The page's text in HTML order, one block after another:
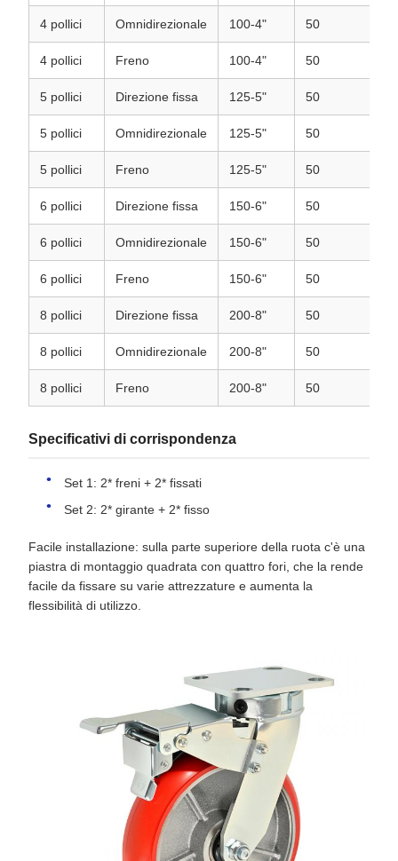
4 pollici Omnidirezionale 100-4" 50
4 pollici Freno 100-4" 50
5 pollici Direzione fissa 125-5" 50
5 pollici Omnidirezionale 125-5" 50
5 pollici Freno 125-5" 50
6 pollici Direzione fissa 150-6" 50
6 pollici Omnidirezionale 150-6" 50
6 pollici Freno 150-6" 50
8 pollici Direzione fissa 200-8" 50
8 pollici Omnidirezionale 200-8" 50
8 pollici Freno 200-8" 50
Specificativi di corrispondenza
Set 1: 2* freni + 2* fissati
Set 2: 2* girante + 2* fisso
Facile installazione: sulla parte superiore della ruota c'è una
piastra di montaggio quadrata con quattro fori, che la rende
facile da fissare su varie attrezzature e aumenta la
flessibilità di utilizzo.